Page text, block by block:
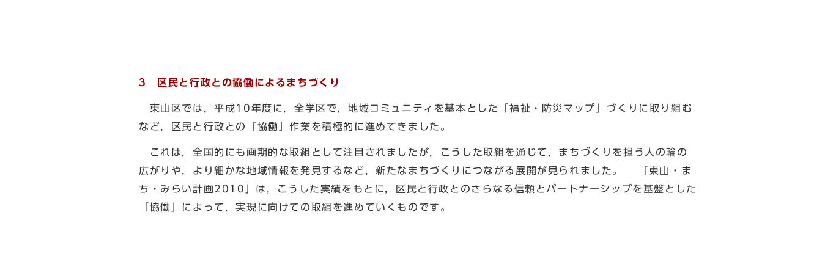
3 区民と行政との協働によるまちづくり
東山区では，平成10年度に，全学区で，地域コミュニティを基本とした「福祉・防災マップ」づくりに取り組む
など，区民と行政との「協働」作業を積極的に進めてきました。
これは，全国的にも画期的な取組として注目されましたが，こうした取組を通じて，まちづくりを担う人の輪の
広がりや，より細かな地域情報を発見するなど，新たなまちづくりにつながる展開が見られました。 「東山・ま
ち・みらい計画2010」は，こうした実績をもとに，区民と行政とのさらなる信頼とパートナーシップを基盤とした
「協働」によって，実現に向けての取組を進めていくものです。